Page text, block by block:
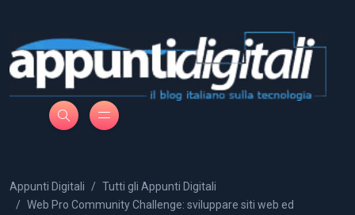
Appunti Digitali
Tutti gli Appunti Digitali
Web Pro Community Challenge: sviluppare siti web ed